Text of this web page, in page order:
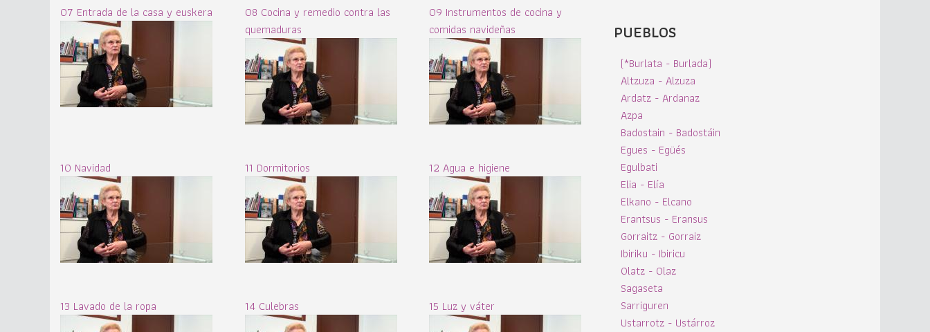
07 Entrada de la casa y euskera
08 Cocina y remedio contra las
quemaduras
09 Instrumentos de cocina y
comidas navideñas
10 Navidad 11 Dormitorios 12 Agua e higiene
13 Lavado de la ropa 14 Culebras 15 Luz y váter
PUEBLOS
(*Burlata - Burlada)
Altzuza - Alzuza
Ardatz - Ardanaz
Azpa
Badostain - Badostáin
Egues - Egüés
Egulbati
Elia - Elía
Elkano - Elcano
Erantsus - Eransus
Gorraitz - Gorraiz
Ibiriku - Ibiricu
Olatz - Olaz
Sagaseta
Sarriguren
Ustarrotz - Ustárroz